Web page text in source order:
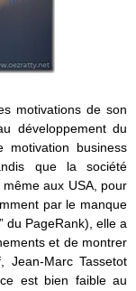
motivations de son
développement du
motivation business
que la société
aux USA, pour
par le manque
du PageRank), elle a
et de montrer
Jean-Marc Tassetot
est bien faible au